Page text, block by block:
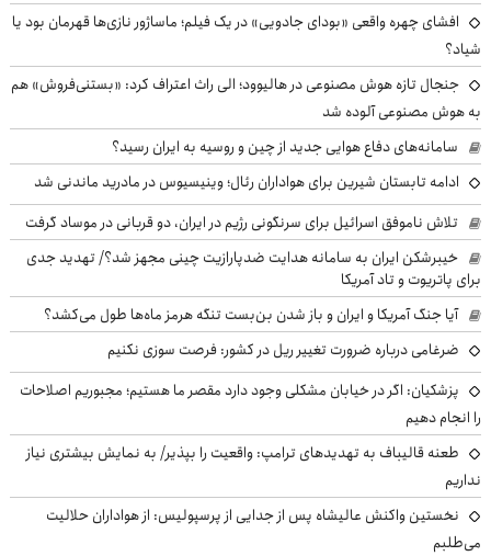
افشای چهره واقعی «بودای جادویی» در یک فیلم؛ ماساژور نازی‌ها قهرمان بود یا
شیاد؟
جنجال تازه هوش مصنوعی در هالیوود؛ الی راث اعتراف کرد: «بستنی‌فروش» هم
به هوش مصنوعی آلوده شد
سامانه‌های دفاع هوایی جدید از چین و روسیه به ایران رسید؟
ادامه تابستان شیرین برای هواداران رئال؛ وینیسیوس در مادرید ماندنی شد
تلاش ناموفق اسرائیل برای سرنگونی رژیم در ایران، دو قربانی در موساد گرفت
خیبرشکن ایران به سامانه هدایت ضدپارازیت چینی مجهز شد؟/ تهدید جدی
برای پاتریوت و تاد آمریکا
آیا جنگ آمریکا و ایران و باز شدن بن‌بست تنگه هرمز ماه‌ها طول می‌کشد؟
ضرغامی درباره ضرورت تغییر ریل در کشور: فرصت سوزی نکنیم
پزشکیان: اگر در خیابان مشکلی وجود دارد مقصر ما هستیم؛ مجبوریم اصلاحات
را انجام دهیم
طعنه قالیباف به تهدیدهای ترامپ: واقعیت را بپذیر/ به نمایش بیشتری نیاز
نداریم
نخستین واکنش عالیشاه پس از جدایی از پرسپولیس: از هواداران حلالیت
می‌طلبم